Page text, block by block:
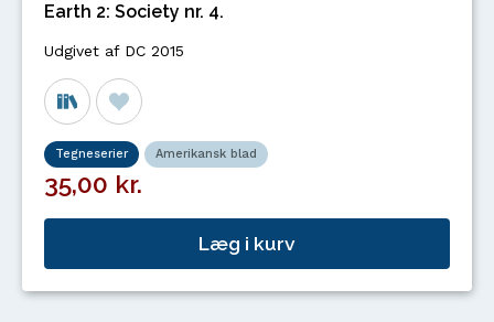
Earth 2: Society nr. 4.
Udgivet af DC 2015
Tegneserier Amerikansk blad
35,00 kr.
Læg i kurv